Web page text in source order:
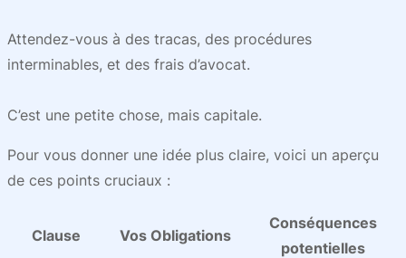
Attendez-vous à des tracas, des procédures
interminables, et des frais d’avocat.
C’est une petite chose, mais capitale.
Pour vous donner une idée plus claire, voici un aperçu
de ces points cruciaux :
Clause Vos Obligations
Conséquences
potentielles